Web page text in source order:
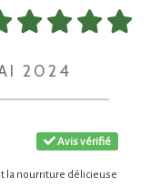
2024
Avis vérifié
la nourriture délicieuse